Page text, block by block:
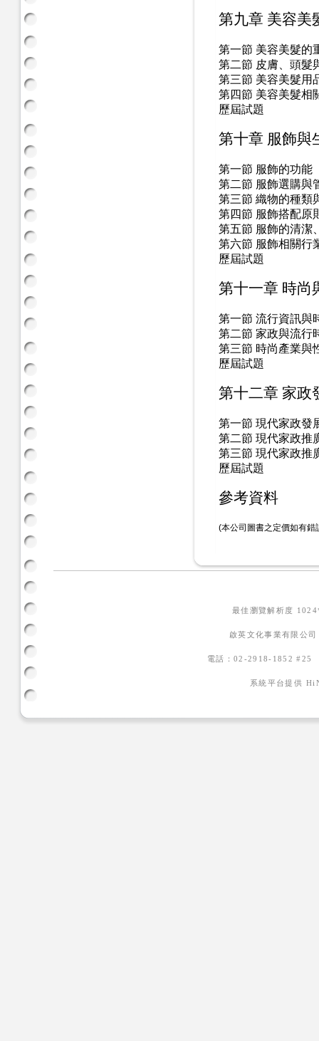
第九章 美容美
第一節 美容美髮的
第二節 皮膚、頭髮
第三節 美容美髮用
第四節 美容美髮相
歷屆試題
第十章 服飾與
第一節 服飾的功能
第二節 服飾選購與
第三節 織物的種類
第四節 服飾搭配原
第五節 服飾的清潔
第六節 服飾相關行
歷屆試題
第十一章 時尚
第一節 流行資訊與
第二節 家政與流行
第三節 時尚產業與
歷屆試題
第十二章 家政
第一節 現代家政發
第二節 現代家政推
第三節 現代家政推
歷屆試題
參考資料
(本公司圖書之定價如有
最佳瀏覽解析度
啟英文化事業有限公
電話：02-2918-1852
系統平台提供